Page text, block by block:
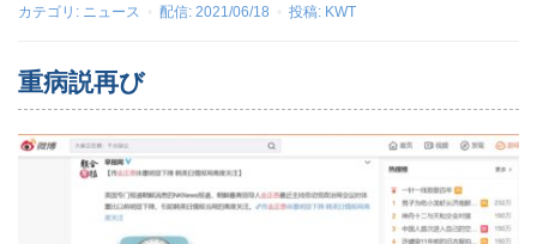
カテゴリ: ニュース 配信: 2021/06/18 投稿: KWT
重病説再び